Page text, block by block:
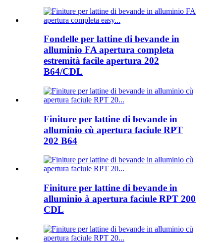
Fondelle per lattine di bevande in
alluminio FA apertura completa
estremità facile apertura 202
B64/CDL
Finiture per lattine di bevande in
alluminio cù apertura faciule RPT
202 B64
Finiture per lattine di bevande in
alluminio à apertura faciule RPT 200
CDL